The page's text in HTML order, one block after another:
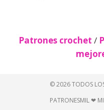
Patrones crochet /
© 2026 TODOS
PATRONESMIL ❤